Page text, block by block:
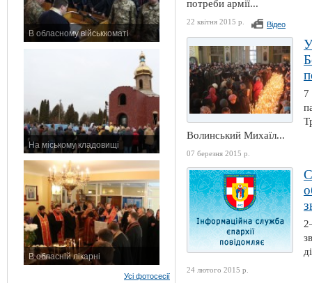
В обласному військкоматі
На міському кладовищі
В обласній лікарні
Усі фотосесії
потреби армії...
22 квітня 2015 р. Відео
7
Волинський Михаїл...
07 березня 2015 р.
24 лютого 2015 р.